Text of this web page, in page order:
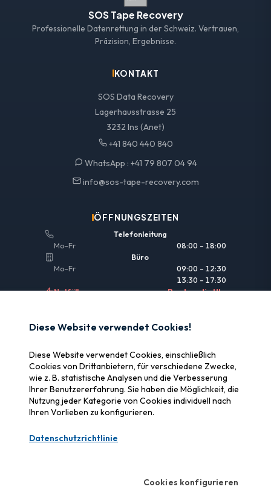
SOS Tape Recovery
Professionelle Datenrettung in der Schweiz. Vertrauen,
Präzision, Ergebnisse.
KONTAKT
SOS Data Recovery
Lagerhausstrasse 25
3232 Ins (Anet)
+41 840 440 840
WhatsApp : +41 79 807 04 94
info@sos-tape-recovery.com
ÖFFNUNGSZEITEN
Telefonleitung
Mo–Fr
08:00 – 18:00
Büro
Mo–Fr
09:00 – 12:30
13:30 – 17:30
Notfälle
Rund um die Uhr
NÜTZLICHE LINKS
Versicherung & Erstattung
Warum SOS Data Recovery
Cookies verwalten
ZERTIFIZIERUNGEN
Diese Website verwendet Cookies!
Diese Website verwendet Cookies, einschließlich
Cookies von Drittanbietern, für verschiedene Zwecke,
wie z. B. statistische Analysen und die Verbesserung
Ihrer Benutzererfahrung. Sie haben die Möglichkeit, die
Nutzung jeder Kategorie von Cookies individuell nach
Ihren Vorlieben zu konfigurieren.
Datenschutzrichtlinie
Cookies konfigurieren